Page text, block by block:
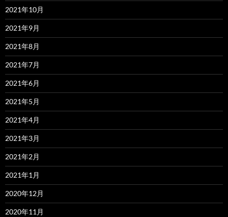
2021年10月
2021年9月
2021年8月
2021年7月
2021年6月
2021年5月
2021年4月
2021年3月
2021年2月
2021年1月
2020年12月
2020年11月